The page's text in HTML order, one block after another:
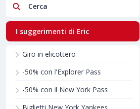
Cerca
I suggerimenti di Eric
Giro in elicottero
-50% con l'Explorer Pass
-50% con il New York Pass